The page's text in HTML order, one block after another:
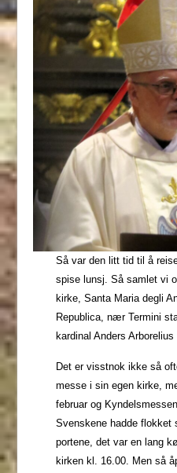
Så var den litt tid til å
spise lunsj. Så samlet vi
kirke, Santa Maria degli
Republica, nær Termini
kardinal Anders
Det er visstnok ikke så
messe i sin egen kirke,
februar og
Svenskene hadde flokket
portene, det var en lang
kirken kl. 16.00. Men så